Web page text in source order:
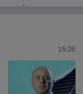
15:28